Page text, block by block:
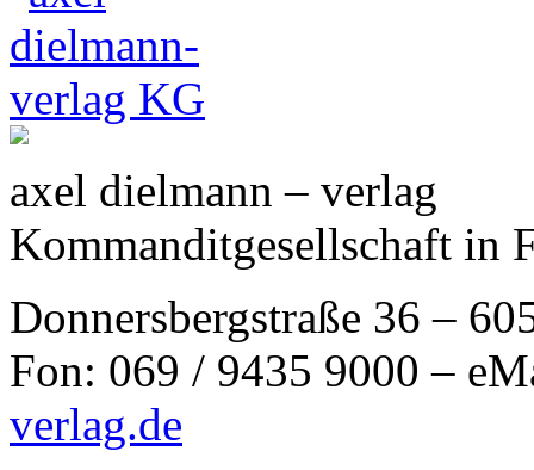
axel dielmann – verlag
Kommanditgesellschaft in
Donnersbergstraße 36 –
Fon: 069 / 9435 9000 –
verlag.de